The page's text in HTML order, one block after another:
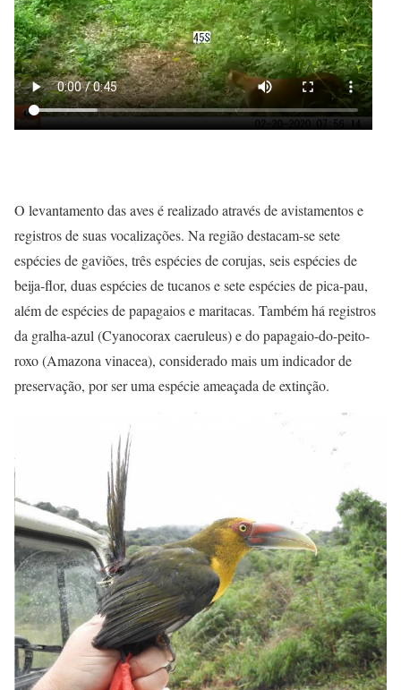
O levantamento das aves é realizado através de avistamentos e
registros de suas vocalizações. Na região destacam-se sete
espécies de gaviões, três espécies de corujas, seis espécies de
beija-flor, duas espécies de tucanos e sete espécies de pica-pau,
além de espécies de papagaios e maritacas. Também há registros
da gralha-azul (Cyanocorax caeruleus) e do papagaio-do-peito-
roxo (Amazona vinacea), considerado mais um indicador de
preservação, por ser uma espécie ameaçada de extinção.